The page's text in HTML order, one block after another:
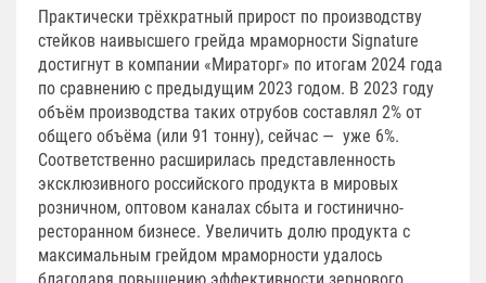
Практически трёхкратный прирост по производству
стейков наивысшего грейда мраморности Signature
достигнут в компании «Мираторг» по итогам 2024 года
по сравнению с предыдущим 2023 годом. В 2023 году
объём производства таких отрубов составлял 2% от
общего объёма (или 91 тонну), сейчас — уже 6%.
Соответственно расширилась представленность
эксклюзивного российского продукта в мировых
розничном, оптовом каналах сбыта и гостинично-
ресторанном бизнесе. Увеличить долю продукта с
максимальным грейдом мраморности удалось